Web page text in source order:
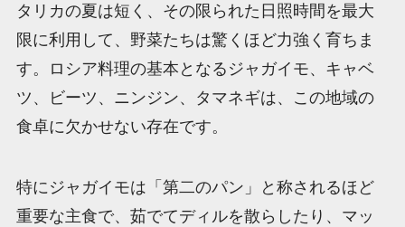
タリカの夏は短く、その限られた日照時間を最大
限に利用して、野菜たちは驚くほど力強く育ちま
す。ロシア料理の基本となるジャガイモ、キャベ
ツ、ビーツ、ニンジン、タマネギは、この地域の
食卓に欠かせない存在です。
特にジャガイモは「第二のパン」と称されるほど
重要な主食で、茹でてディルを散らしたり、マッ